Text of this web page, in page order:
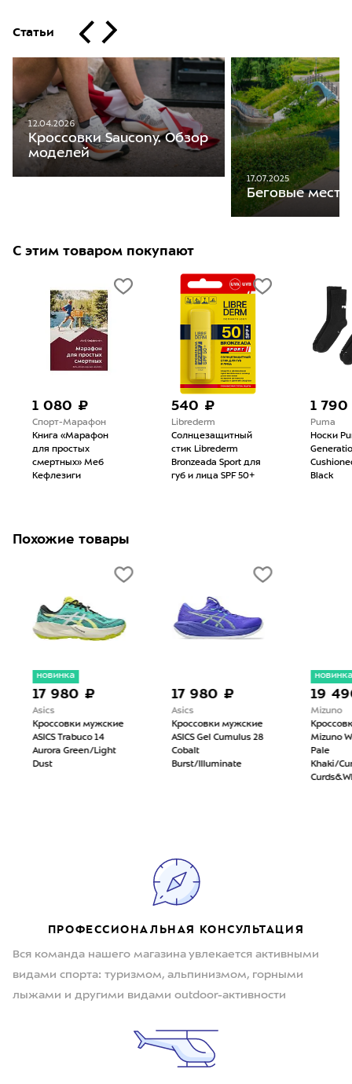
Статьи
12.04.2026
Кроссовки Saucony. Обзор
моделей
17.07.2025
Беговые
С этим товаром покупают
1 080 ₽
Спорт-Марафон
Книга «Марафон
для простых
смертных» Меб
Кефлезиги
540 ₽
Librederm
Солнцезащитный
стик Librederm
Bronzeada Sport для
губ и лица SPF 50+
1
Puma
Носки
Black
Похожие товары
новинка
17 980 ₽
Asics
Кроссовки мужские
ASICS Trabuco 14
Aurora Green/Light
Dust
17 980 ₽
Asics
Кроссовки мужские
ASICS Gel Cumulus 28
Cobalt
Burst/Illuminate
новинка
19
Mizuno
Mizuno
Pale
Khaki/
ПРОФЕССИОНАЛЬНАЯ КОНСУЛЬТАЦИЯ
Вся команда нашего магазина увлекается активными
видами спорта: туризмом, альпинизмом, горными
лыжами и другими видами outdoor-активности